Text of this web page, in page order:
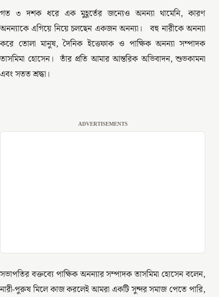
গত ৩ দশক ধরে এক মুহূর্তের জন্যেও অনন্যা থামেনি, কারণ
অনন্যাকে এগিয়ে নিয়ে চলছেন একজন অনন্যা। বহু নারীকে অনন্যা
করে তোলা মানুষ, দৈনিক ইত্তেফাক ও পাক্ষিক অনন্যা সম্পাদক
তাসমিমা হোসেন। তাঁর প্রতি আমার আন্তরিক অভিবাদন, শুভকামনা
এবং সতত শ্রদ্ধা।
ADVERTISEMENTS
সভাপতির বক্তব্যে পাক্ষিক অনন্যার সম্পাদক তাসমিমা হোসেন বলেন,
নারী-পুরুষ মিলে কাজ করলেই আমরা একটি সুন্দর সমাজ পেতে পারি,